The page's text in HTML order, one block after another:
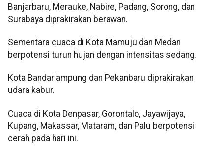
Banjarbaru, Merauke, Nabire, Padang, Sorong, dan
Surabaya diprakirakan berawan.
Sementara cuaca di Kota Mamuju dan Medan
berpotensi turun hujan dengan intensitas sedang.
Kota Bandarlampung dan Pekanbaru diprakirakan
udara kabur.
Cuaca di Kota Denpasar, Gorontalo, Jayawijaya,
Kupang, Makassar, Mataram, dan Palu berpotensi
cerah pada hari ini.